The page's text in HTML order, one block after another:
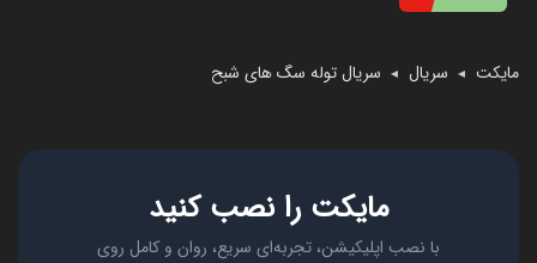
مایکت ◄ سریال ◄ سریال توله سگ های شبح
مایکت را نصب کنید
با نصب اپلیکیشن، تجربه‌ای سریع، روان و کامل روی